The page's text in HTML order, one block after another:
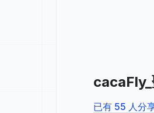
已有 55 人分